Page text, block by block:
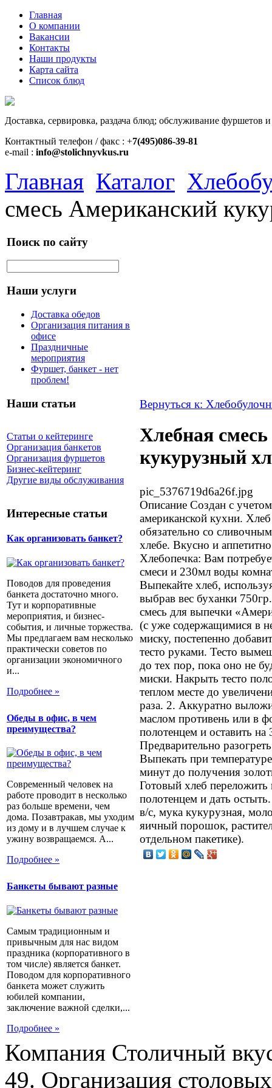
Главная
О компании
Вакансии
Контакты
Наши продукты
Карта сайта
Список блюд
Доставка, сервировка, раздача блюд; обслуживание фуршетов
Контактный телефон / факс : +7(495)086-39-81
e-mail : info@stolichnyvkus.ru
Главная Каталог
смесь Американский
Поиск по сайту
Наши услуги
Доставка обедов
Организация питания в
офисе
Праздничные
мероприятия
Фуршет, банкет - нет
проблем!
Наши статьи
Статьи о кейтеринге
Организация банкетов
Организация фуршетов
Бизнес-кейтеринг
Другие виды обслуживания
Интересные статьи
Как организовать банкет?
Поводов для проведения
банкета достаточно много.
Тут и корпоративные
мероприятия, и бизнес-
события, и личные торжества.
Мы предлагаем вам несколько
практически советов по
организации экономичного
и...
Подробнее »
Обеды в офис, в чем
преимущества?
Современный человек на
работе проводит в несколько
раз больше времени, чем
дома. Позавтракав, мы уходим
из дому и в лучшем случае к
ужину возвращаемся. А...
Подробнее »
Банкеты бывают разные
Самым традиционным и
привычным для нас видом
праздника (корпоративного в
том числе) является банкет.
Поводом для корпоративного
банкета может служить
юбилей компании,
заключение важной сделки,...
Подробнее »
Вернуться к:
Хлебная
кукурузный
pic_5376719d6a26f.jpg
Описание Создан с
американской кухни.
обязательно со
хлебе. Вкусно и
Хлебопечка: Вам
смеси и 230мл воды
Выпекайте хлеб,
выбрав вес буханки
смесь для выпечки
(с уже содержащимися в
миску, постепенно
тесто руками. Тесто
до тех пор, пока оно не
миски. Накрыть тесто
теплом месте до
раза. 2. Аккуратно
маслом противень или в
полотенцем и оставить
Предварительно
Выпекать при
минут до получения
Готовый хлеб
полотенцем и дать
в/с, мука кукурузная,
яичный порошок,
отдельном пакетике).
Компания Столичный
49. Организация